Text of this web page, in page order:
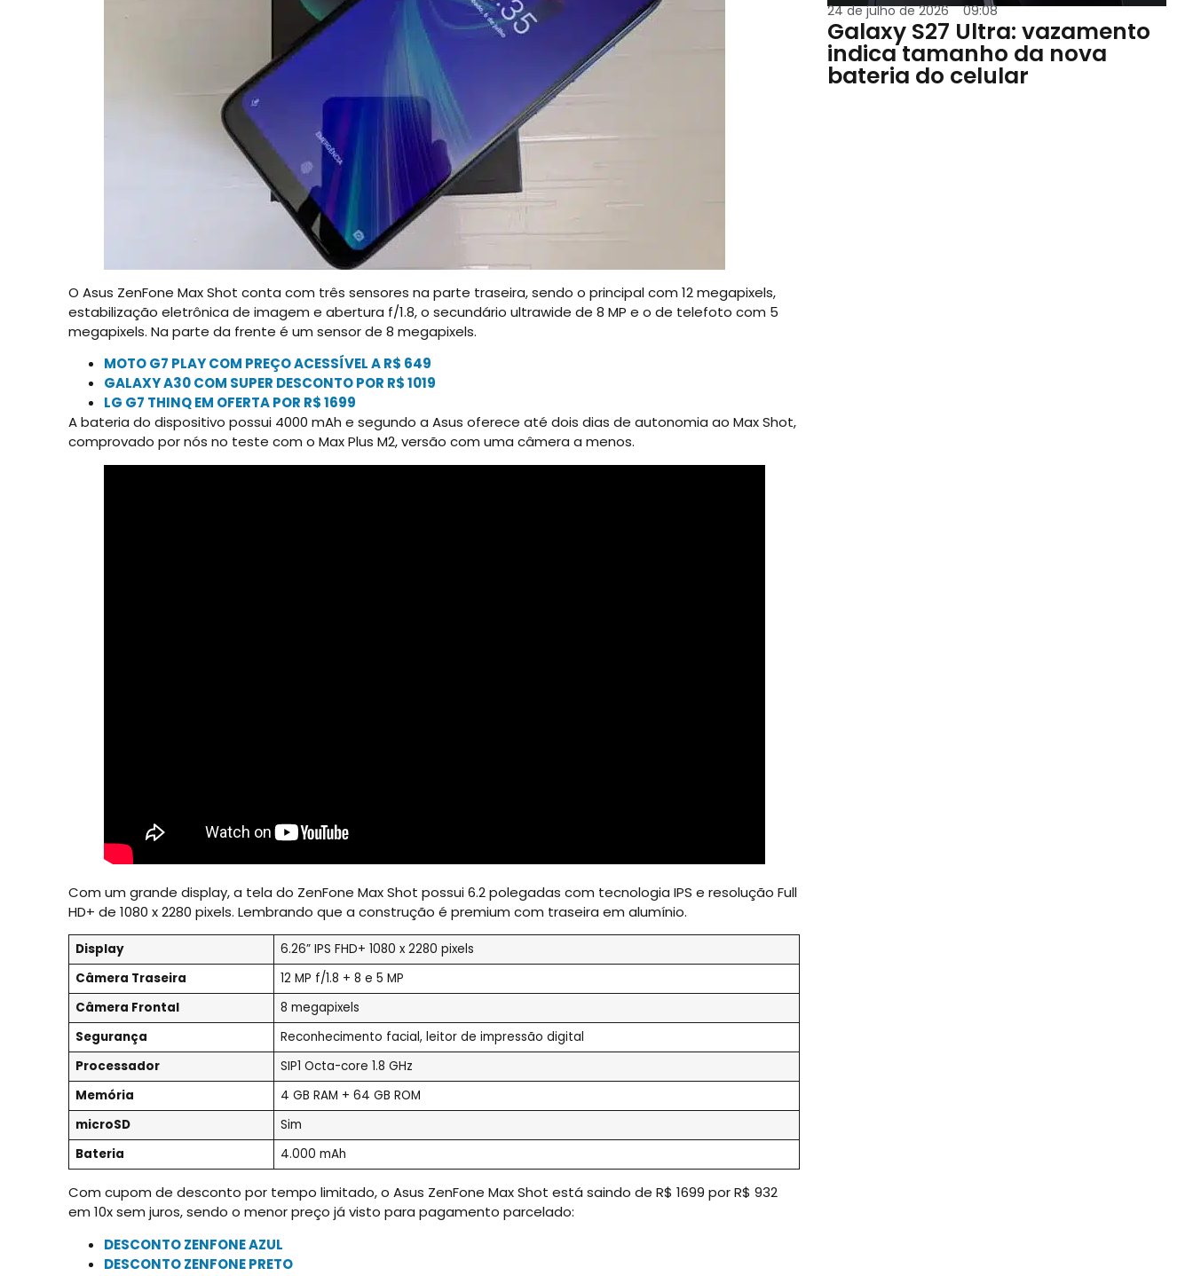
O Asus ZenFone Max Shot conta com três sensores na parte traseira, sendo o principal com 12 megapixels,
estabilização eletrônica de imagem e abertura f/1.8, o secundário ultrawide de 8 MP e o de telefoto com 5
megapixels. Na parte da frente é um sensor de 8 megapixels.
MOTO G7 PLAY COM PREÇO ACESSÍVEL A R$ 649
GALAXY A30 COM SUPER DESCONTO POR R$ 1019
LG G7 THINQ EM OFERTA POR R$ 1699
A bateria do dispositivo possui 4000 mAh e segundo a Asus oferece até dois dias de autonomia ao Max Shot,
comprovado por nós no teste com o Max Plus M2, versão com uma câmera a menos.
Com um grande display, a tela do ZenFone Max Shot possui 6.2 polegadas com tecnologia IPS e resolução Full
HD+ de 1080 x 2280 pixels. Lembrando que a construção é premium com traseira em alumínio.
Display
6.26” IPS FHD+ 1080 x 2280 pixels
Câmera Traseira
12 MP f/1.8 + 8 e 5 MP
Câmera Frontal
8 megapixels
Segurança
Reconhecimento facial, leitor de impressão digital
Processador
SIP1 Octa-core 1.8 GHz
Memória
4 GB RAM + 64 GB ROM
microSD
Sim
Bateria
4.000 mAh
Com cupom de desconto por tempo limitado, o Asus ZenFone Max Shot está saindo de R$ 1699 por R$ 932
em 10x sem juros, sendo o menor preço já visto para pagamento parcelado:
DESCONTO ZENFONE AZUL
DESCONTO ZENFONE PRETO
24 de julho de 2026 09:08
Galaxy S27 Ultra: vazamento
indica tamanho da nova
bateria do celular